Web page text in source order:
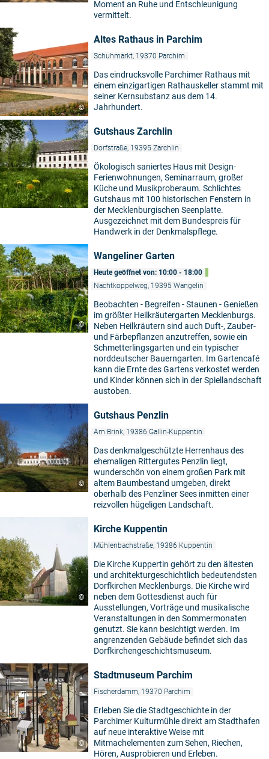
Moment an Ruhe und Entschleunigung
vermittelt.
©
Altes Rathaus in Parchim
Schuhmarkt, 19370 Parchim
Das eindrucksvolle Parchimer Rathaus mit
einem einzigartigen Rathauskeller stammt mit
seiner Kernsubstanz aus dem 14.
Jahrhundert.
Gutshaus Zarchlin
Dorfstraße, 19395 Zarchlin
Ökologisch saniertes Haus mit Design-
Ferienwohnungen, Seminarraum, großer
Küche und Musikproberaum. Schlichtes
Gutshaus mit 100 historischen Fenstern in
der Mecklenburgischen Seenplatte.
Ausgezeichnet mit dem Bundespreis für
Handwerk in der Denkmalspflege.
©
Wangeliner Garten
Heute geöffnet von: 10:00 - 18:00
Nachtkoppelweg, 19395 Wangelin
Beobachten - Begreifen - Staunen - Genießen
im größter Heilkräutergarten Mecklenburgs.
Neben Heilkräutern sind auch Duft-, Zauber-
und Färbepflanzen anzutreffen, sowie ein
Schmetterlingsgarten und ein typischer
norddeutscher Bauerngarten. Im Gartencafé
kann die Ernte des Gartens verkostet werden
und Kinder können sich in der Spiellandschaft
austoben.
©
Gutshaus Penzlin
Am Brink, 19386 Gallin-Kuppentin
Das denkmalgeschützte Herrenhaus des
ehemaligen Rittergutes Penzlin liegt,
wunderschön von einem großen Park mit
altem Baumbestand umgeben, direkt
oberhalb des Penzliner Sees inmitten einer
reizvollen hügeligen Landschaft.
©
Kirche Kuppentin
Mühlenbachstraße, 19386 Kuppentin
Die Kirche Kuppertin gehört zu den ältesten
und architekturgeschichtlich bedeutendsten
Dorfkirchen Mecklenburgs. Die Kirche wird
neben dem Gottesdienst auch für
Ausstellungen, Vorträge und musikalische
Veranstaltungen in den Sommermonaten
genutzt. Sie kann besichtigt werden. Im
angrenzenden Gebäude befindet sich das
Dorfkirchengeschichtsmuseum.
©
Stadtmuseum Parchim
Fischerdamm, 19370 Parchim
Erleben Sie die Stadtgeschichte in der
Parchimer Kulturmühle direkt am Stadthafen
auf neue interaktive Weise mit
Mitmachelementen zum Sehen, Riechen,
Hören, Ausprobieren und Erleben.